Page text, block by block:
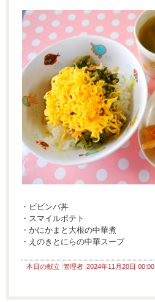
・ビビンバ丼
・スマイルポテト
・かにかまと大根の中華煮
・えのきとにらの中華スープ
本日の献立 管理者 2024年11月20日 00:00